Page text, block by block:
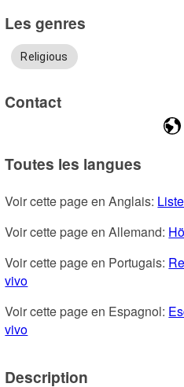
Les genres
Religious
Contact
Toutes les langues
Voir cette page en Anglais:
Voir cette page en Allemand:
Voir cette page en Portugais:
vivo
Voir cette page en Espagnol:
vivo
Description